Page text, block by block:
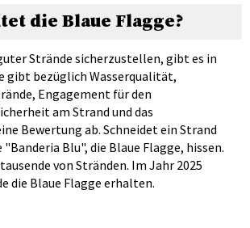
die Blaue Flagge?
Strände sicherzustellen, gibt es in
gibt bezüglich Wasserqualität,
Engagement für den
am Strand und das
Bewertung ab. Schneidet ein Strand
Blu", die Blaue Flagge, hissen.
von Stränden. Im Jahr 2025
die Blaue Flagge erhalten.